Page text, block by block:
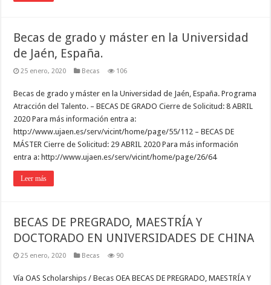
Becas de grado y máster en la Universidad
de Jaén, España.
25 enero, 2020 Becas 106
Becas de grado y máster en la Universidad de Jaén, España. Programa
Atracción del Talento. – BECAS DE GRADO Cierre de Solicitud: 8 ABRIL
2020 Para más información entra a:
http://www.ujaen.es/serv/vicint/home/page/55/112 – BECAS DE
MÁSTER Cierre de Solicitud: 29 ABRIL 2020 Para más información
entra a: http://www.ujaen.es/serv/vicint/home/page/26/64
Leer más
BECAS DE PREGRADO, MAESTRÍA Y
DOCTORADO EN UNIVERSIDADES DE CHINA
25 enero, 2020 Becas 90
Vía OAS Scholarships / Becas OEA BECAS DE PREGRADO, MAESTRÍA Y